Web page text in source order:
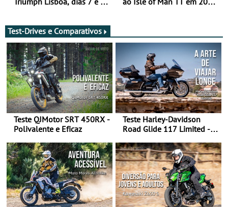
Test-Drives e Comparativos
Teste QJMotor SRT 450RX -
Polivalente e Eficaz
Teste Harley-Davidson
Road Glide 117 Limited - A